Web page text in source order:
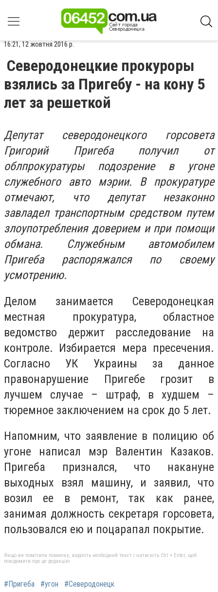
16:21, 12 жовтня 2016 р.
Северодонецкие прокуроры
взялись за Пригебу - на кону 5
лет за решеткой
Депутат северодонецкого горсовета
Григорий Пригеба получил от
облпрокуратуры подозрение в угоне
служебного авто мэрии. В прокуратуре
отмечают, что депутат незаконно
завладел транспортным средством путем
злоупотребления доверием и при помощи
обмана. Служебным автомобилем
Пригеба распоряжался по своему
усмотрению.
Делом занимается Северодонецкая
местная прокуратура, областное
ведомство держит расследование на
контроле. Избирается мера пресечения.
Согласно УК Украины за данное
правонарушение Пригебе грозит в
лучшем случае – штраф, в худшем –
тюремное заключением на срок до 5 лет.
Напомним, что заявление в полицию об
угоне написал мэр Валентин Казаков.
Пригеба признался, что накануне
выходных взял машину, и заявил, что
возил ее в ремонт, так как ранее,
занимая должность секретаря горсовета,
пользовался ею и поцарапал покрытие.
Якщо ви помітили помилку, виділіть необхідний текст і натисніть Ctrl + Enter, щоб
повідомити про це редакцію
#Пригеба #угон #Северодонецк